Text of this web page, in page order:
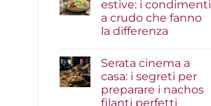
di
pesce:
la
guida
per
un
risultato
gourmet
estive: i condimenti
a crudo che fanno
la differenza
su
e
bowl
estive:
Serata cinema a
casa: i segreti per
preparare i nachos
filanti perfetti